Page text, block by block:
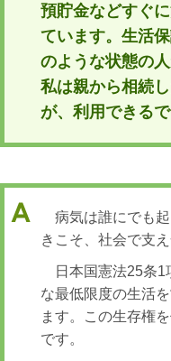
預貯金などすぐ
ています。生活
のような状態の
私は親から相続
が、利用できるで
病気は誰にでも
きこそ、社会で支
日本国憲法25条
な最低限度の生活
ます。この生存権
です。